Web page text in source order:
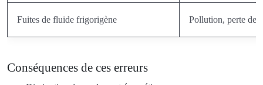
Fuites de fluide frigorigène Pollution, perte de
Conséquences de ces erreurs